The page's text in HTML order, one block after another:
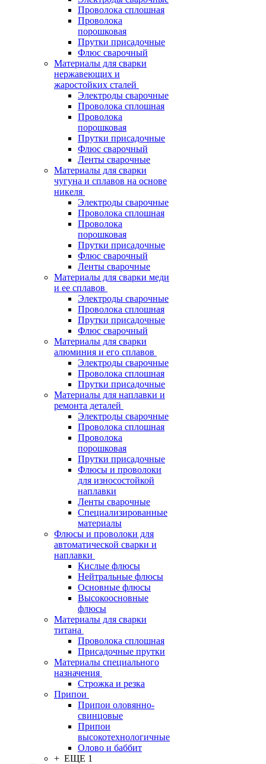
Проволока сплошная
Проволока
порошковая
Прутки присадочные
Флюс сварочный
Материалы для сварки
нержавеющих и
жаростойких сталей
Электроды сварочные
Проволока сплошная
Проволока
порошковая
Прутки присадочные
Флюс сварочный
Ленты сварочные
Материалы для сварки
чугуна и сплавов на основе
никеля
Электроды сварочные
Проволока сплошная
Проволока
порошковая
Прутки присадочные
Флюс сварочный
Ленты сварочные
Материалы для сварки меди
и ее сплавов
Электроды сварочные
Проволока сплошная
Прутки присадочные
Флюс сварочный
Материалы для сварки
алюминия и его сплавов
Электроды сварочные
Проволока сплошная
Прутки присадочные
Материалы для наплавки и
ремонта деталей
Электроды сварочные
Проволока сплошная
Проволока
порошковая
Прутки присадочные
Флюсы и проволоки
для износостойкой
наплавки
Ленты сварочные
Специализированные
материалы
Флюсы и проволоки для
автоматической сварки и
наплавки
Кислые флюсы
Нейтральные флюсы
Основные флюсы
Высокоосновные
флюсы
Материалы для сварки
титана
Проволока сплошная
Присадочные прутки
Материалы специального
назначения
Строжка и резка
Припои
Припои оловянно-
свинцовые
Припои
высокотехнологичные
Олово и баббит
+ ЕЩЕ 1